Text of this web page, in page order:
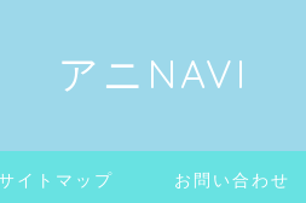
アニNAVI
イトマップ お問い合わせ